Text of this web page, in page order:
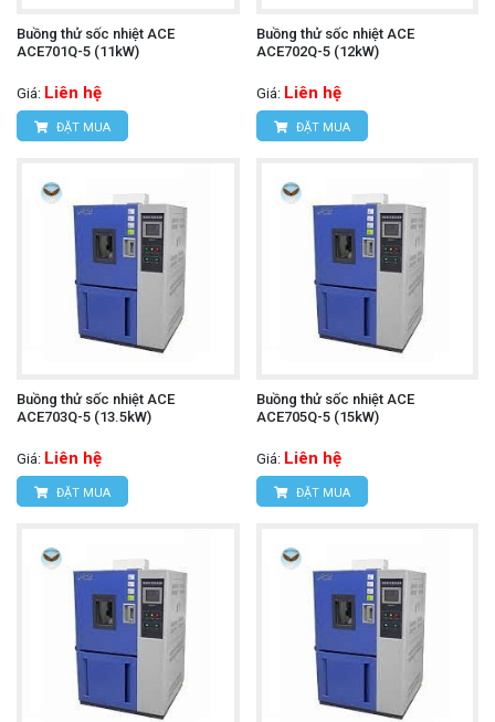
Buồng thử sốc nhiệt ACE
ACE701Q-5 (11kW)
Giá: Liên hệ
ĐẶT MUA
Buồng thử sốc nhiệt ACE
ACE702Q-5 (12kW)
Giá: Liên hệ
ĐẶT MUA
Buồng thử sốc nhiệt ACE
ACE703Q-5 (13.5kW)
Giá: Liên hệ
ĐẶT MUA
Buồng thử sốc nhiệt ACE
ACE705Q-5 (15kW)
Giá: Liên hệ
ĐẶT MUA